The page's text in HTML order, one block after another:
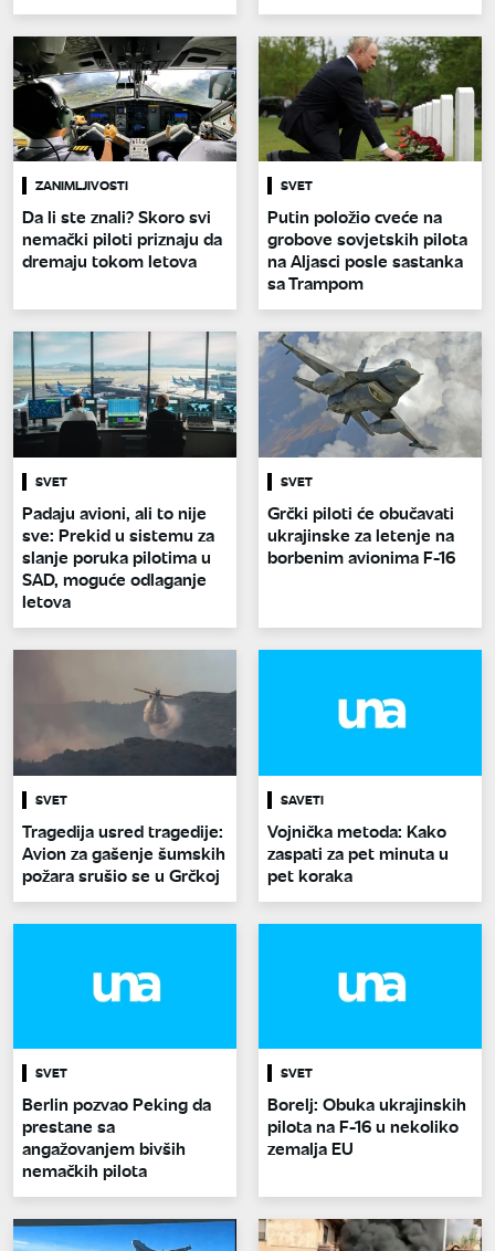
ZANIMLJIVOSTI
Da li ste znali? Skoro svi
nemački piloti priznaju da
dremaju tokom letova
SVET
Putin položio cveće na
grobove sovjetskih pilota
na Aljasci posle sastanka
sa Trampom
SVET
Padaju avioni, ali to nije
sve: Prekid u sistemu za
slanje poruka pilotima u
SAD, moguće odlaganje
letova
SVET
Grčki piloti će obučavati
ukrajinske za letenje na
borbenim avionima F-16
SVET
Tragedija usred tragedije:
Avion za gašenje šumskih
požara srušio se u Grčkoj
SAVETI
Vojnička metoda: Kako
zaspati za pet minuta u
pet koraka
SVET
Berlin pozvao Peking da
prestane sa
angažovanjem bivših
nemačkih pilota
SVET
Borelj: Obuka ukrajinskih
pilota na F-16 u nekoliko
zemalja EU